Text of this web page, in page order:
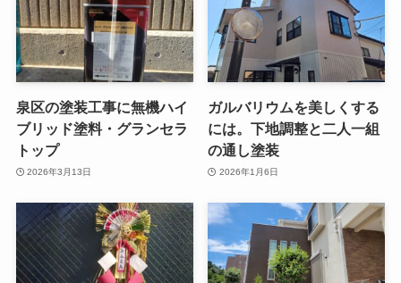
泉区の塗装工事に無機ハイ
ブリッド塗料・グランセラ
トップ
2026年3月13日
ガルバリウムを美しくする
には。下地調整と二人一組
の通し塗装
2026年1月6日